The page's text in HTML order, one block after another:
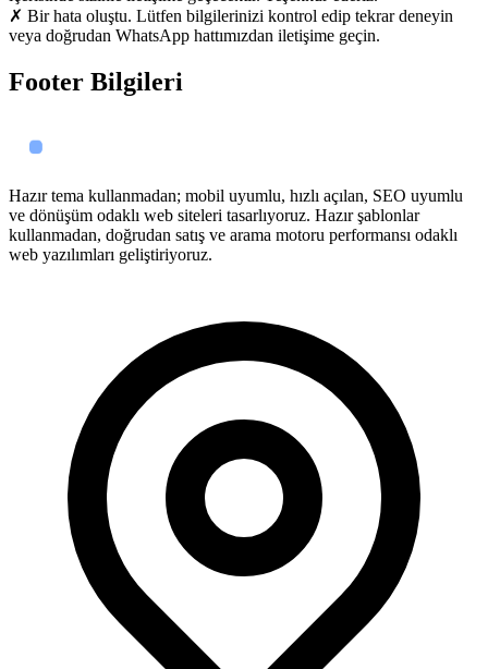
✗ Bir hata oluştu. Lütfen bilgilerinizi kontrol edip tekrar deneyin
veya doğrudan WhatsApp hattımızdan iletişime geçin.
Footer Bilgileri
Hazır tema kullanmadan; mobil uyumlu, hızlı açılan, SEO uyumlu
ve dönüşüm odaklı web siteleri tasarlıyoruz. Hazır şablonlar
kullanmadan, doğrudan satış ve arama motoru performansı odaklı
web yazılımları geliştiriyoruz.